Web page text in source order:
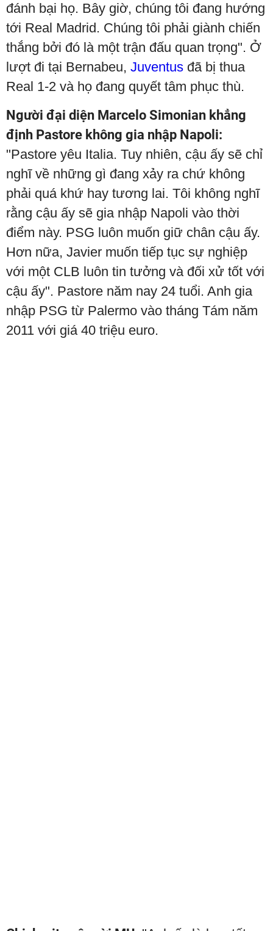
đánh bại họ. Bây giờ, chúng tôi đang hướng
tới Real Madrid. Chúng tôi phải giành chiến
thắng bởi đó là một trận đấu quan trọng". Ở
lượt đi tại Bernabeu, Juventus đã bị thua
Real 1-2 và họ đang quyết tâm phục thù.
Người đại diện Marcelo Simonian khẳng
định Pastore không gia nhập Napoli:
"Pastore yêu Italia. Tuy nhiên, cậu ấy sẽ chỉ
nghĩ về những gì đang xảy ra chứ không
phải quá khứ hay tương lai. Tôi không nghĩ
rằng cậu ấy sẽ gia nhập Napoli vào thời
điểm này. PSG luôn muốn giữ chân cậu ấy.
Hơn nữa, Javier muốn tiếp tục sự nghiệp
với một CLB luôn tin tưởng và đối xử tốt với
cậu ấy". Pastore năm nay 24 tuổi. Anh gia
nhập PSG từ Palermo vào tháng Tám năm
2011 với giá 40 triệu euro.